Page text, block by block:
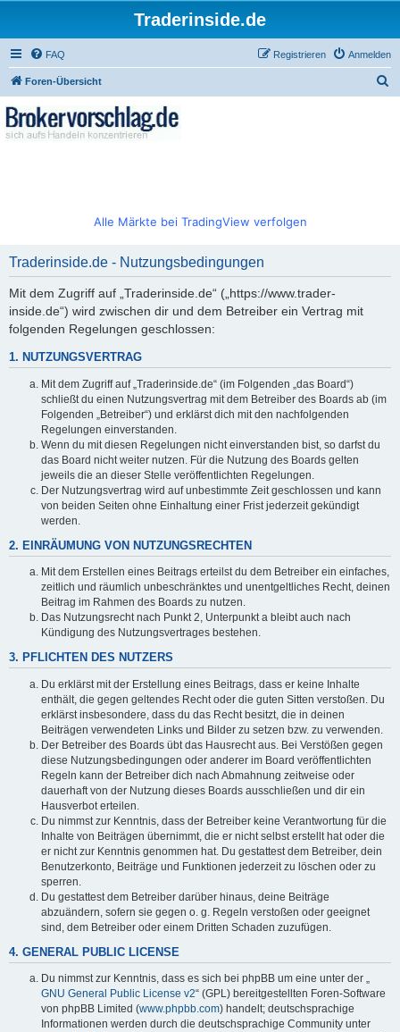
Traderinside.de
FAQ Anmelden
Registrieren
Foren-Übersicht
Alle Märkte bei TradingView verfolgen
Traderinside.de - Nutzungsbedingungen
Mit dem Zugriff auf „Traderinside.de“ („https://www.trader-
inside.de“) wird zwischen dir und dem Betreiber ein Vertrag mit
folgenden Regelungen geschlossen:
1. NUTZUNGSVERTRAG
Mit dem Zugriff auf „Traderinside.de“ (im Folgenden „das Board“)
schließt du einen Nutzungsvertrag mit dem Betreiber des Boards ab (im
Folgenden „Betreiber“) und erklärst dich mit den nachfolgenden
Regelungen einverstanden.
Wenn du mit diesen Regelungen nicht einverstanden bist, so darfst du
das Board nicht weiter nutzen. Für die Nutzung des Boards gelten
jeweils die an dieser Stelle veröffentlichten Regelungen.
Der Nutzungsvertrag wird auf unbestimmte Zeit geschlossen und kann
von beiden Seiten ohne Einhaltung einer Frist jederzeit gekündigt
werden.
2. EINRÄUMUNG VON NUTZUNGSRECHTEN
Mit dem Erstellen eines Beitrags erteilst du dem Betreiber ein einfaches,
zeitlich und räumlich unbeschränktes und unentgeltliches Recht, deinen
Beitrag im Rahmen des Boards zu nutzen.
Das Nutzungsrecht nach Punkt 2, Unterpunkt a bleibt auch nach
Kündigung des Nutzungsvertrages bestehen.
3. PFLICHTEN DES NUTZERS
Du erklärst mit der Erstellung eines Beitrags, dass er keine Inhalte
enthält, die gegen geltendes Recht oder die guten Sitten verstoßen. Du
erklärst insbesondere, dass du das Recht besitzt, die in deinen
Beiträgen verwendeten Links und Bilder zu setzen bzw. zu verwenden.
Der Betreiber des Boards übt das Hausrecht aus. Bei Verstößen gegen
diese Nutzungsbedingungen oder anderer im Board veröffentlichten
Regeln kann der Betreiber dich nach Abmahnung zeitweise oder
dauerhaft von der Nutzung dieses Boards ausschließen und dir ein
Hausverbot erteilen.
Du nimmst zur Kenntnis, dass der Betreiber keine Verantwortung für die
Inhalte von Beiträgen übernimmt, die er nicht selbst erstellt hat oder die
er nicht zur Kenntnis genommen hat. Du gestattest dem Betreiber, dein
Benutzerkonto, Beiträge und Funktionen jederzeit zu löschen oder zu
sperren.
Du gestattest dem Betreiber darüber hinaus, deine Beiträge
abzuändern, sofern sie gegen o. g. Regeln verstoßen oder geeignet
sind, dem Betreiber oder einem Dritten Schaden zuzufügen.
4. GENERAL PUBLIC LICENSE
Du nimmst zur Kenntnis, dass es sich bei phpBB um eine unter der „
GNU General Public License v2“ (GPL) bereitgestellten Foren-Software
von phpBB Limited (www.phpbb.com) handelt; deutschsprachige
Informationen werden durch die deutschsprachige Community unter